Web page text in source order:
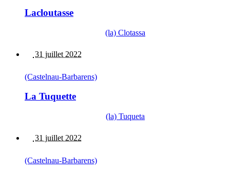
Lacloutasse
(la) Clotassa
31 juillet 2022
(Castelnau-Barbarens)
La Tuquette
(la) Tuqueta
31 juillet 2022
(Castelnau-Barbarens)